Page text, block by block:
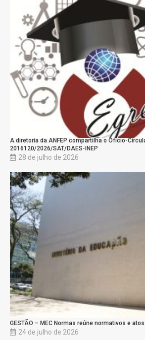
A diretoria da ANFEP compartilha o Ofício-
2016120/2026/SAT/DAES-INEP
28 de julho de 2026
GESTÃO – MEC Normas reúne normativos e
24 de julho de 2026